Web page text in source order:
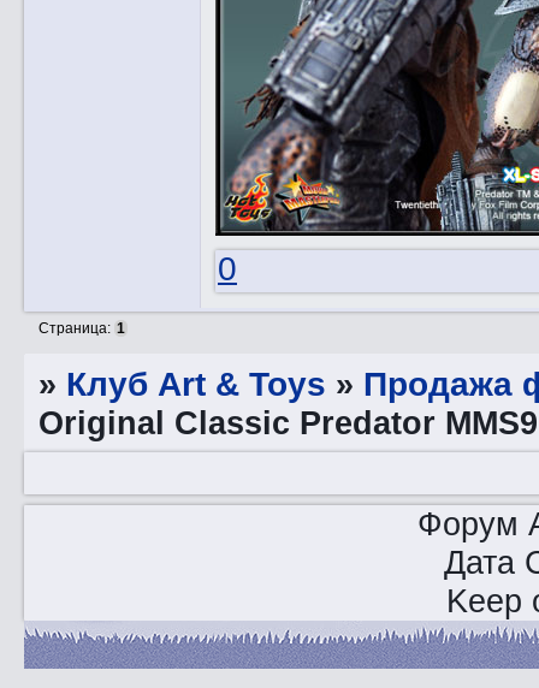
0
Страница: 1
» Клуб Art & Toys » Продажа
Original Classic Predator
Форум
Дата
Keep